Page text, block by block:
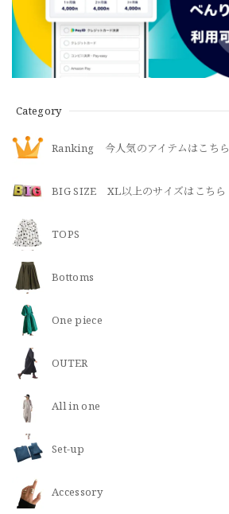
Category
Ranking 今人気のアイテムはこちら
BIG SIZE XL以上のサイズはこちら
TOPS
Bottoms
One piece
OUTER
All in one
Set-up
​Accessory